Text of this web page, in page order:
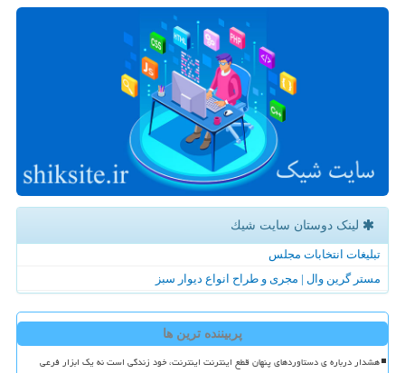
لینک دوستان سایت شیك
تبلیغات انتخابات مجلس
مستر گرین وال | مجری و طراح انواع دیوار سبز
پربیننده ترین ها
هشدار درباره ی دستاوردهای پنهان قطع اینترنت اینترنت، خود زندگی است نه یک ابزار فرعی